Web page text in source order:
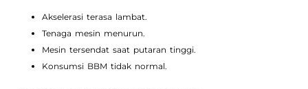
Akselerasi terasa lambat.
Tenaga mesin menurun.
Mesin tersendat saat putaran tinggi.
Konsumsi BBM tidak normal.